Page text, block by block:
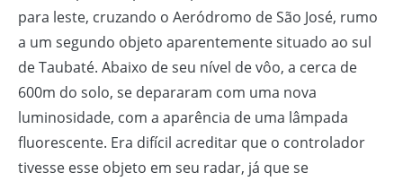
para leste, cruzando o Aeródromo de São José, rumo
a um segundo objeto aparentemente situado ao sul
de Taubaté. Abaixo de seu nível de vôo, a cerca de
600m do solo, se depararam com uma nova
luminosidade, com a aparência de uma lâmpada
fluorescente. Era difícil acreditar que o controlador
tivesse esse objeto em seu radar, já que se